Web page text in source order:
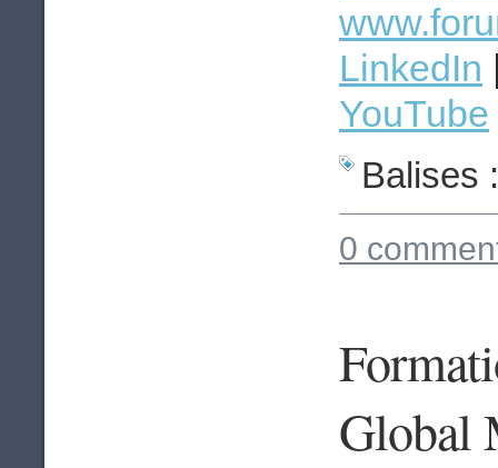
LinkedIn
YouTube
Balises
0
Global